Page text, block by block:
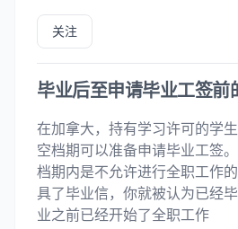
关注
毕业后至申请毕业工签前
在加拿大，持有学习许可的学
空档期可以准备申请毕业工签
档期内是不允许进行全职工作
具了毕业信，你就被认为已经
业之前已经开始了全职工作